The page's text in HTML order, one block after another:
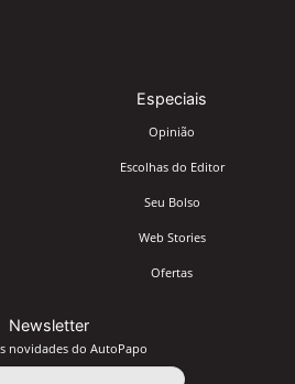
Especiais
Opinião
Escolhas do Editor
Seu Bolso
Web Stories
Ofertas
Newsletter
novidades do AutoPapo